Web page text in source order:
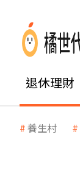
退休理財
養生村